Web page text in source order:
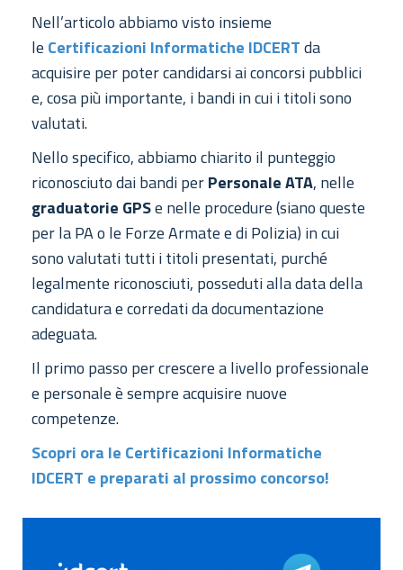
Nell’articolo abbiamo visto insieme
le Certificazioni Informatiche IDCERTda
acquisire per poter candidarsi ai concorsi pubblici
e, cosa più importante, i bandi in cui i titoli sono
valutati.
Nello specifico, abbiamo chiarito il punteggio
riconosciuto dai bandi perPersonale ATA, nelle
graduatorie GPSe nelle procedure (siano queste
per la PA o le Forze Armate e di Polizia) in cui
sono valutati tutti i titoli presentati, purché
legalmente riconosciuti, posseduti alla data della
candidatura e corredati da documentazione
adeguata.
Il primo passo per crescere a livello professionale
e personale è sempre acquisire nuove
competenze.
Scopri ora le Certificazioni Informatiche
IDCERT e preparati al prossimo concorso!